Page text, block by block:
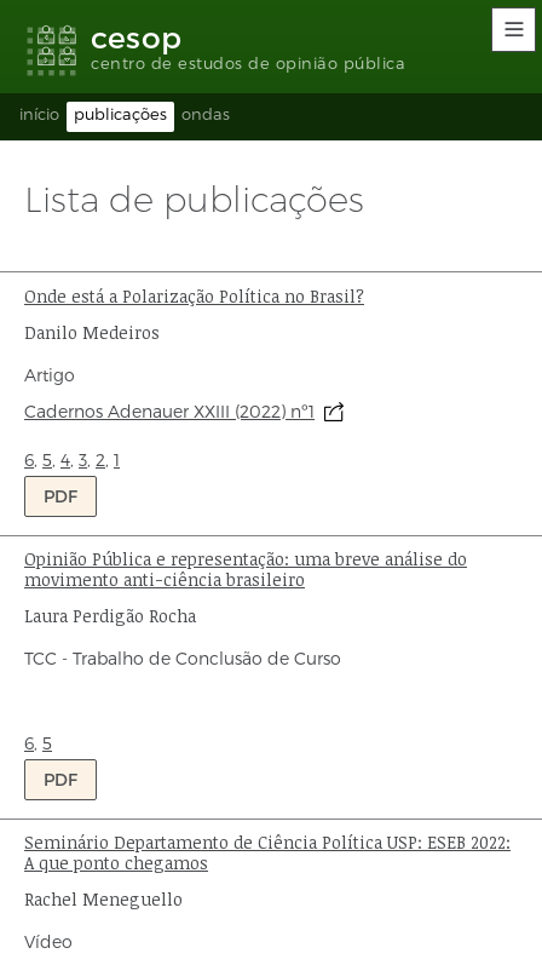
acessibilidade
para
conteúdo
para
rodapé
idioma
(Language
selection)
cesop
centro de estudos de opinião pública
início publicações ondas
Lista de publicações
Título:
Onde está a Polarização Política no Brasil?
Autor:
Danilo Medeiros
Tipo
publicação:
Artigo
Origem:
Cadernos Adenauer XXIII (2022) nº1
Ondas:
6, 5, 4, 3, 2, 1
PDF
Título:
Opinião Pública e representação: uma breve análise do
movimento anti-ciência brasileiro
Autor:
Laura Perdigão Rocha
Tipo
TCC - Trabalho de Conclusão de Curso
Ondas:
6, 5
PDF
Título:
Seminário Departamento de Ciência Política USP: ESEB 2022:
A que ponto chegamos
Autor:
Rachel Meneguello
Tipo
Vídeo